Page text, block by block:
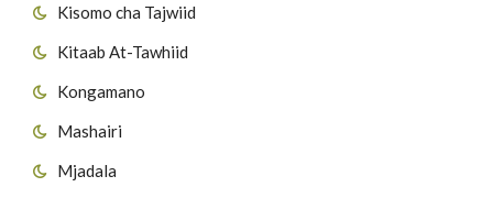
Kisomo cha Tajwiid
Kitaab At-Tawhiid
Kongamano
Mashairi
Mjadala